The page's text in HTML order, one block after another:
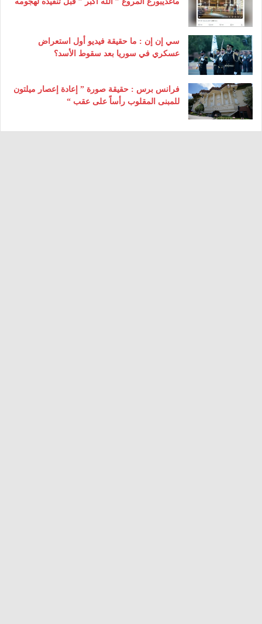
سي إن إن : ما حقيقة فيديو أول استعراض
عسكري في سوريا بعد سقوط الأسد؟
فرانس برس : حقيقة صورة ” إعادة إعصار ميلتون
للمبنى المقلوب رأساً على عقب “